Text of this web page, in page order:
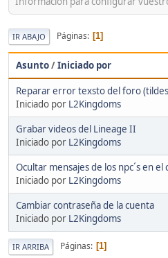
IR ABAJO Páginas 1
Asunto/Iniciado por
Reparar error texsto del foro
Iniciado por L2Kingdoms
Grabar videos del Lineage II
Iniciado por L2Kingdoms
Ocultar mensajes de los npc´s en el
Iniciado por L2Kingdoms
Cambiar contraseña de la cuenta
Iniciado por L2Kingdoms
IR ARRIBA Páginas 1